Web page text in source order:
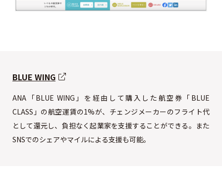
BLUE WING
ANA「BLUE WING」を経由して購入した航空券「BLUE
CLASS」の航空運賃の1%が、チェンジメーカーのフライト代
として還元し、負担なく起業家を支援することができる。また
SNSでのシェアやマイルによる支援も可能。